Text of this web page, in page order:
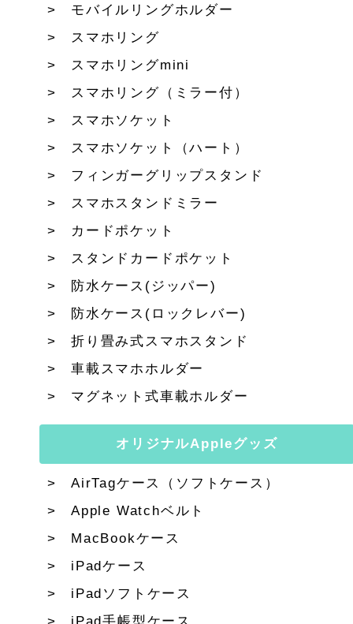
モバイルリングホルダー
スマホリング
スマホリングmini
スマホリング（ミラー付）
スマホソケット
スマホソケット（ハート）
フィンガーグリップスタンド
スマホスタンドミラー
カードポケット
スタンドカードポケット
防水ケース(ジッパー)
防水ケース(ロックレバー)
折り畳み式スマホスタンド
車載スマホホルダー
マグネット式車載ホルダー
オリジナルAppleグッズ
AirTagケース（ソフトケース）
Apple Watchベルト
MacBookケース
iPadケース
iPadソフトケース